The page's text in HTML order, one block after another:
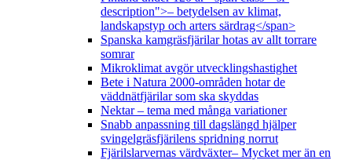
description">– betydelsen av klimat,
landskapstyp och arters särdrag</span>
Spanska kamgräsfjärilar hotas av allt torrare
somrar
Mikroklimat avgör utvecklingshastighet
Bete i Natura 2000-områden hotar de
väddnätfjärilar som ska skyddas
Nektar – tema med många variationer
Snabb anpassning till dagslängd hjälper
svingelgräsfjärilens spridning norrut
Fjärilslarvernas värdväxter– Mycket mer än en